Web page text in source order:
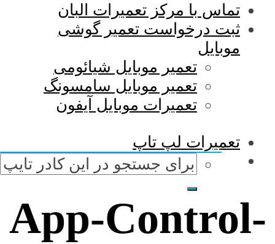
تماس با مرکز تعمیرات البان
ثبت درخواست تعمیر گوشی
موبایل
تعمیر موبایل شیائومی
تعمیر موبایل سامسونگ
تعمیرات موبایل آیفون
تعمیرات لپ تاپ
App-Control-